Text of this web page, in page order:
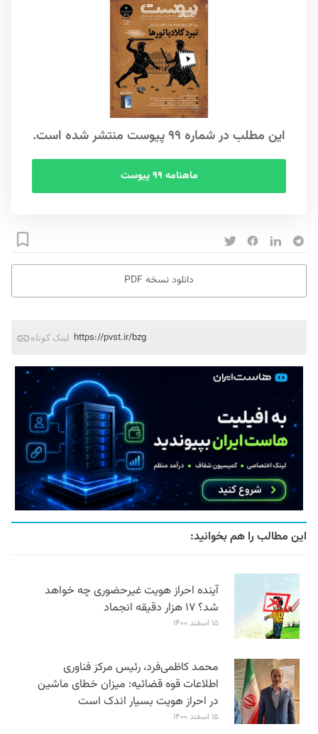
این مطلب در شماره ۹۹ پیوست منتشر شده است.
ماهنامه ۹۹ پیوست
دانلود نسخه PDF
لینک کوتاه https://pvst.ir/bzg
این مطالب را هم بخوانید:
آینده احراز هویت غیرحضوری چه خواهد
شد؟ ۱۷ هزار دقیقه انجماد
۱۵ اسفند ۱۴۰۰
محمد کاظمی‌فرد، رئیس مرکز فناوری
اطلاعات قوه قضائیه: میزان خطای ماشین
در احراز هویت بسیار اندک است
۱۵ اسفند ۱۴۰۰